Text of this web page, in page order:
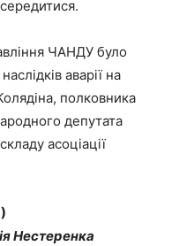
ЧАНДУ було
аварії на
полковника
депутата
асоціації
Нестеренка